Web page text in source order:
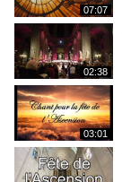
07:07
02:38
03:01